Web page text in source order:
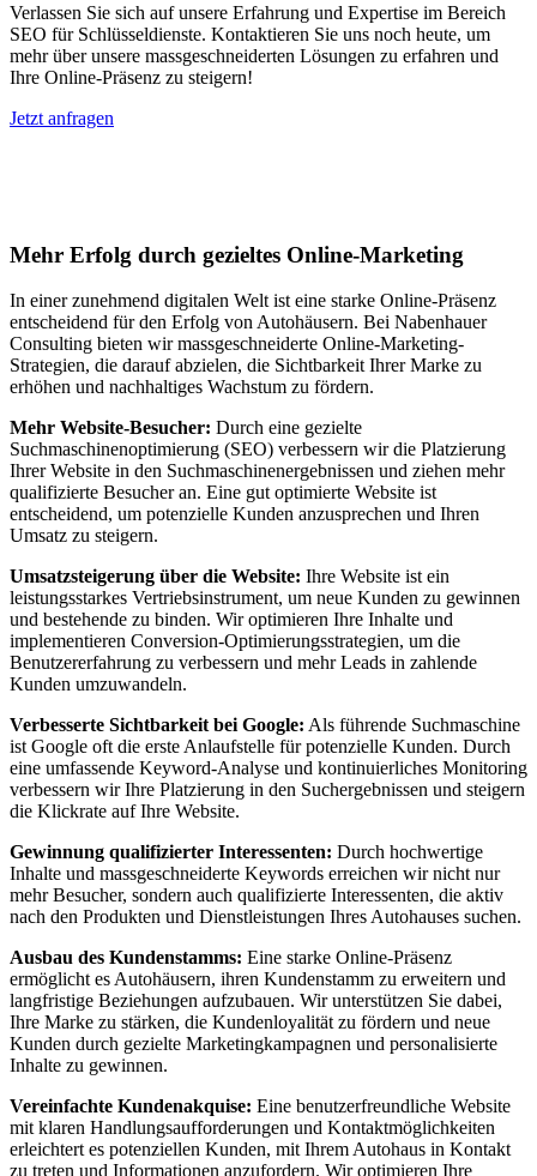
Verlassen Sie sich auf unsere Erfahrung und Expertise im Bereich
SEO für Schlüsseldienste. Kontaktieren Sie uns noch heute, um
mehr über unsere massgeschneiderten Lösungen zu erfahren und
Ihre Online-Präsenz zu steigern!
Jetzt anfragen
Mehr Erfolg durch gezieltes Online-Marketing
In einer zunehmend digitalen Welt ist eine starke Online-Präsenz
entscheidend für den Erfolg von Autohäusern. Bei Nabenhauer
Consulting bieten wir massgeschneiderte Online-Marketing-
Strategien, die darauf abzielen, die Sichtbarkeit Ihrer Marke zu
erhöhen und nachhaltiges Wachstum zu fördern.
Mehr Website-Besucher: Durch eine gezielte
Suchmaschinenoptimierung (SEO) verbessern wir die Platzierung
Ihrer Website in den Suchmaschinenergebnissen und ziehen mehr
qualifizierte Besucher an. Eine gut optimierte Website ist
entscheidend, um potenzielle Kunden anzusprechen und Ihren
Umsatz zu steigern.
Umsatzsteigerung über die Website: Ihre Website ist ein
leistungsstarkes Vertriebsinstrument, um neue Kunden zu gewinnen
und bestehende zu binden. Wir optimieren Ihre Inhalte und
implementieren Conversion-Optimierungsstrategien, um die
Benutzererfahrung zu verbessern und mehr Leads in zahlende
Kunden umzuwandeln.
Verbesserte Sichtbarkeit bei Google: Als führende Suchmaschine
ist Google oft die erste Anlaufstelle für potenzielle Kunden. Durch
eine umfassende Keyword-Analyse und kontinuierliches Monitoring
verbessern wir Ihre Platzierung in den Suchergebnissen und steigern
die Klickrate auf Ihre Website.
Gewinnung qualifizierter Interessenten: Durch hochwertige
Inhalte und massgeschneiderte Keywords erreichen wir nicht nur
mehr Besucher, sondern auch qualifizierte Interessenten, die aktiv
nach den Produkten und Dienstleistungen Ihres Autohauses suchen.
Ausbau des Kundenstamms: Eine starke Online-Präsenz
ermöglicht es Autohäusern, ihren Kundenstamm zu erweitern und
langfristige Beziehungen aufzubauen. Wir unterstützen Sie dabei,
Ihre Marke zu stärken, die Kundenloyalität zu fördern und neue
Kunden durch gezielte Marketingkampagnen und personalisierte
Inhalte zu gewinnen.
Vereinfachte Kundenakquise: Eine benutzerfreundliche Website
mit klaren Handlungsaufforderungen und Kontaktmöglichkeiten
erleichtert es potenziellen Kunden, mit Ihrem Autohaus in Kontakt
zu treten und Informationen anzufordern. Wir optimieren Ihre